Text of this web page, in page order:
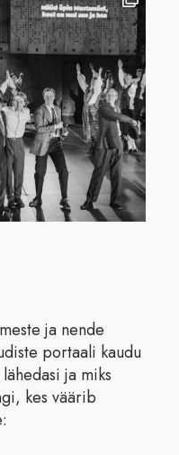
ja nende
portaali kaudu
ja miks
kes väärib